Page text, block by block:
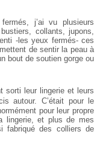
j’ai vu plusieurs
collants, jupons,
-les yeux fermés- ces
de sentir la peau à
bout de soutien gorge ou
sorti leur lingerie et leurs
autour. C’était pour le
pour leur propre
lingerie, et plus de mes
fabriqué des colliers de